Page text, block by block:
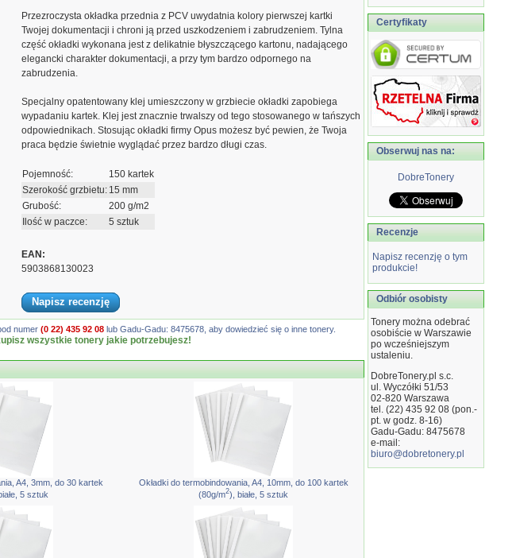
Przezroczysta okładka przednia z PCV uwydatnia kolory pierwszej kartki
Twojej dokumentacji i chroni ją przed uszkodzeniem i zabrudzeniem. Tylna
część okładki wykonana jest z delikatnie błyszczącego kartonu, nadającego
elegancki charakter dokumentacji, a przy tym bardzo odpornego na
zabrudzenia.
Specjalny opatentowany klej umieszczony w grzbiecie okładki zapobiega
wypadaniu kartek. Klej jest znacznie trwalszy od tego stosowanego w tańszych
odpowiednikach. Stosując okładki firmy Opus możesz być pewien, że Twoja
praca będzie świetnie wyglądać przez bardzo długi czas.
Pojemność:
150 kartek
Szerokość grzbietu: 15 mm
Grubość:
200 g/m2
Ilość w paczce:
5 sztuk
EAN:
5903868130023
Napisz recenzję
numer (0 22) 435 92 08lub Gadu-Gadu: 8475678, aby dowiedzieć się o inne tonery.
wszystkie tonery jakie potrzebujesz!
A4, 3mm, do 30 kartek
5 sztuk
Okładki do termobindowania, A4, 10mm, do 100 kartek
(80g/m2), białe, 5 sztuk
Certyfikaty
Obserwuj nas na:
DobreTonery
Recenzje
Napisz recenzję o tym
produkcie!
Odbiór osobisty
Tonery można odebrać
osobiście w Warszawie
po wcześniejszym
ustaleniu.
DobreTonery.pl s.c.
ul. Wyczółki 51/53
02-820 Warszawa
tel. (22) 435 92 08 (pon.-
pt. w godz. 8-16)
Gadu-Gadu: 8475678
e-mail:
biuro@dobretonery.pl